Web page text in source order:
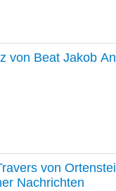
von Beat Jakob
von
Nachrichten